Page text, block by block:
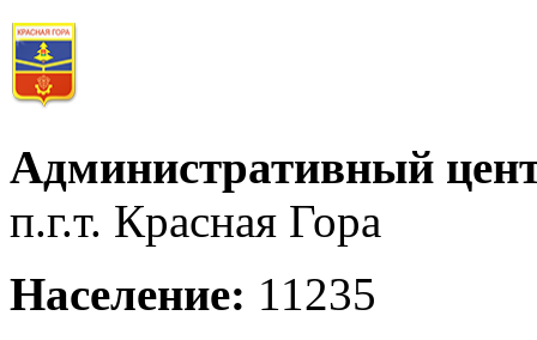
Административный
п.г.т. Красная Гора
Население: 11235